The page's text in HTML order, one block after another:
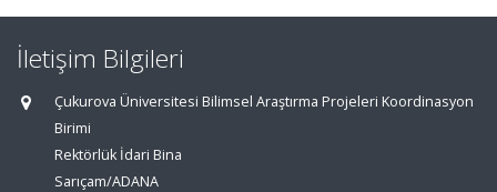
İletişim Bilgileri
Çukurova Üniversitesi Bilimsel Araştırma Projeleri Koordinasyon
Birimi
Rektörlük İdari Bina
Sarıçam/ADANA